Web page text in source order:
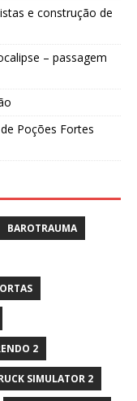
e construção de
– passagem
Poções Fortes
BAROTRAUMA
2
SIMULATOR 2